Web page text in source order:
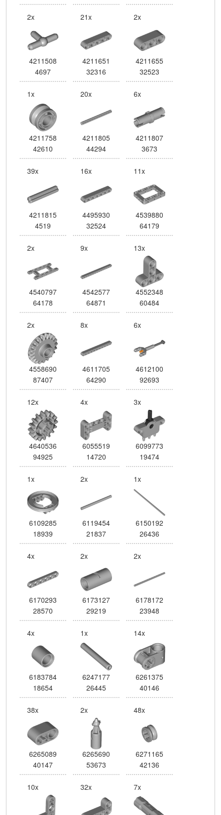
2x
4211508
4697
21x
4211651
32316
2x
4211655
32523
1x
4211758
42610
20x
4211805
44294
6x
4211807
3673
39x
4211815
4519
16x
4495930
32524
11x
4539880
64179
2x
4540797
64178
9x
4542577
64871
13x
4552348
60484
2x
4558690
87407
8x
4611705
64290
6x
4612100
92693
12x
4640536
94925
4x
6055519
14720
3x
6099773
19474
1x
6109285
18939
2x
6119454
21837
1x
6150192
26436
4x
6170293
28570
2x
6173127
29219
2x
6178172
23948
4x
6183784
18654
1x
6247177
26445
14x
6261375
40146
38x
6265089
40147
2x
6265690
53673
48x
6271165
42136
10x 32x 7x